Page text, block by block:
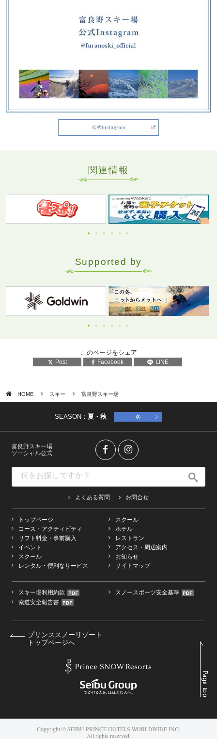
関連情報
Supported by
このページをシェア
Post Facebook LINE
HOME スキー 富良野スキー場
SEASON： 夏・秋 冬
富良野スキー場
ソーシャル公式
よくある質問 お問合せ
トップページ
コース・アクティビティ
リフト料金・事前購入
イベント
スクール
レンタル・便利なサービス
スクール
ホテル
レストラン
アクセス・周辺案内
お知らせ
サイトマップ
スキー場利用約款
スノースポーツ安全基準
索道安全報告書
プリンススノーリゾート
トップページへ
Copyright © SEIBU PRINCE HOTELS WORLDWIDE INC.
All rights reserved.